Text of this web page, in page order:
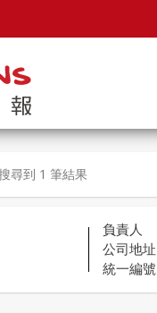
尋到 1 筆結果
負責人
公司地址
統一編號